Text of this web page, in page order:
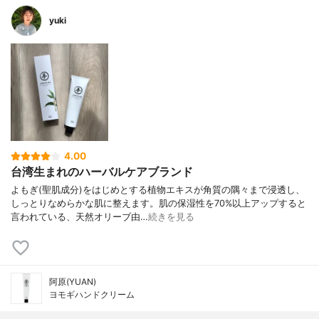
yuki
4.00
台湾生まれのハーバルケアブランド
よもぎ(聖肌成分)をはじめとする植物エキスが角質の隅々まで浸透し、
しっとりなめらかな肌に整えます。肌の保湿性を70%以上アップすると
言われている、天然オリーブ由…続きを見る
阿原(YUAN)
ヨモギハンドクリーム